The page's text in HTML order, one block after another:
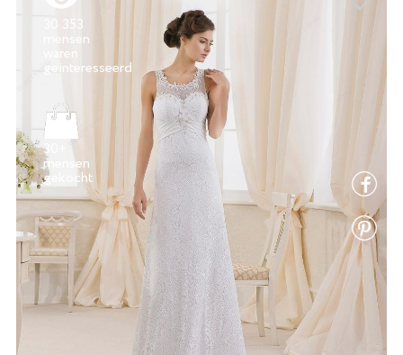
30 353
mensen
waren
30+
mensen